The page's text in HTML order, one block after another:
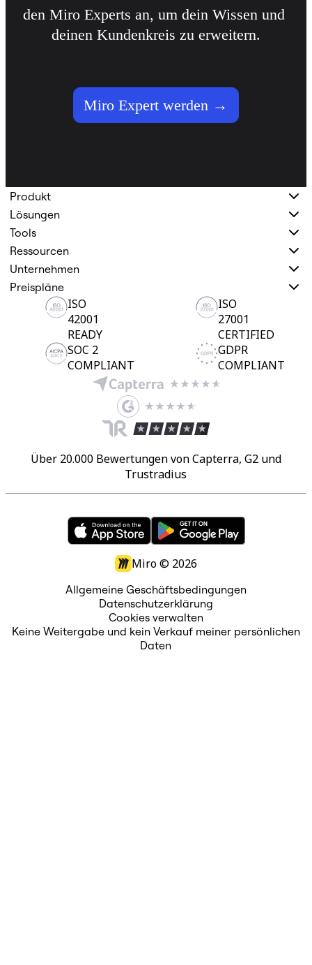
den Miro Experts an, um dein Wissen und
deinen Kundenkreis zu erweitern.
Miro Expert werden →
Produkt
Lösungen
Tools
Ressourcen
Unternehmen
Preispläne
ISO
42001
READY
ISO
27001
CERTIFIED
SOC 2
COMPLIANT
GDPR
COMPLIANT
Über 20.000 Bewertungen von Capterra, G2 und
Trustradius
Miro © 2026
Allgemeine Geschäftsbedingungen
Datenschutzerklärung
Cookies verwalten
Keine Weitergabe und kein Verkauf meiner persönlichen
Daten